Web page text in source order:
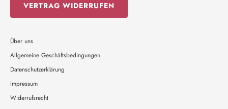
VERTRAG WIDERRUFEN
Über uns
Allgemeine Geschäftsbedingungen
Datenschutzerklärung
Impressum
Widerrufsrecht